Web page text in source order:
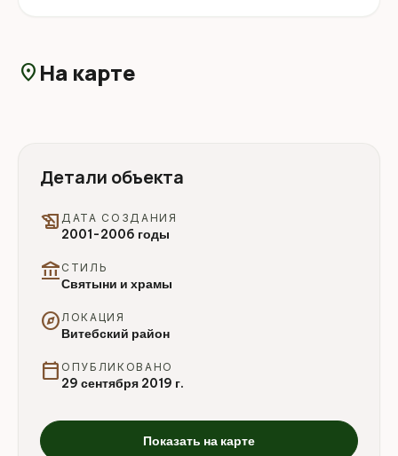
location_on На карте
Детали объекта
history_edu ДАТА СОЗДАНИЯ
2001-2006 годы
account_balance СТИЛЬ
Святыни и храмы
exploreЛОКАЦИЯ
Витебский район
calendar_today ОПУБЛИКОВАНО
29 сентября 2019 г.
Показать на карте